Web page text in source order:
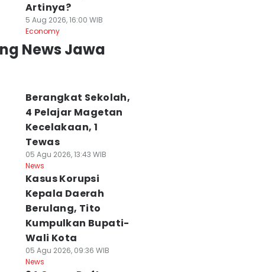
Artinya?
5 Aug 2026, 16:00 WIB
Economy
News Jawa
Berangkat Sekolah,
4 Pelajar Magetan
Kecelakaan, 1
Tewas
05 Agu 2026, 13:43 WIB
News
Kasus Korupsi
Kepala Daerah
Berulang, Tito
Kumpulkan Bupati-
Wali Kota
05 Agu 2026, 09:36 WIB
News